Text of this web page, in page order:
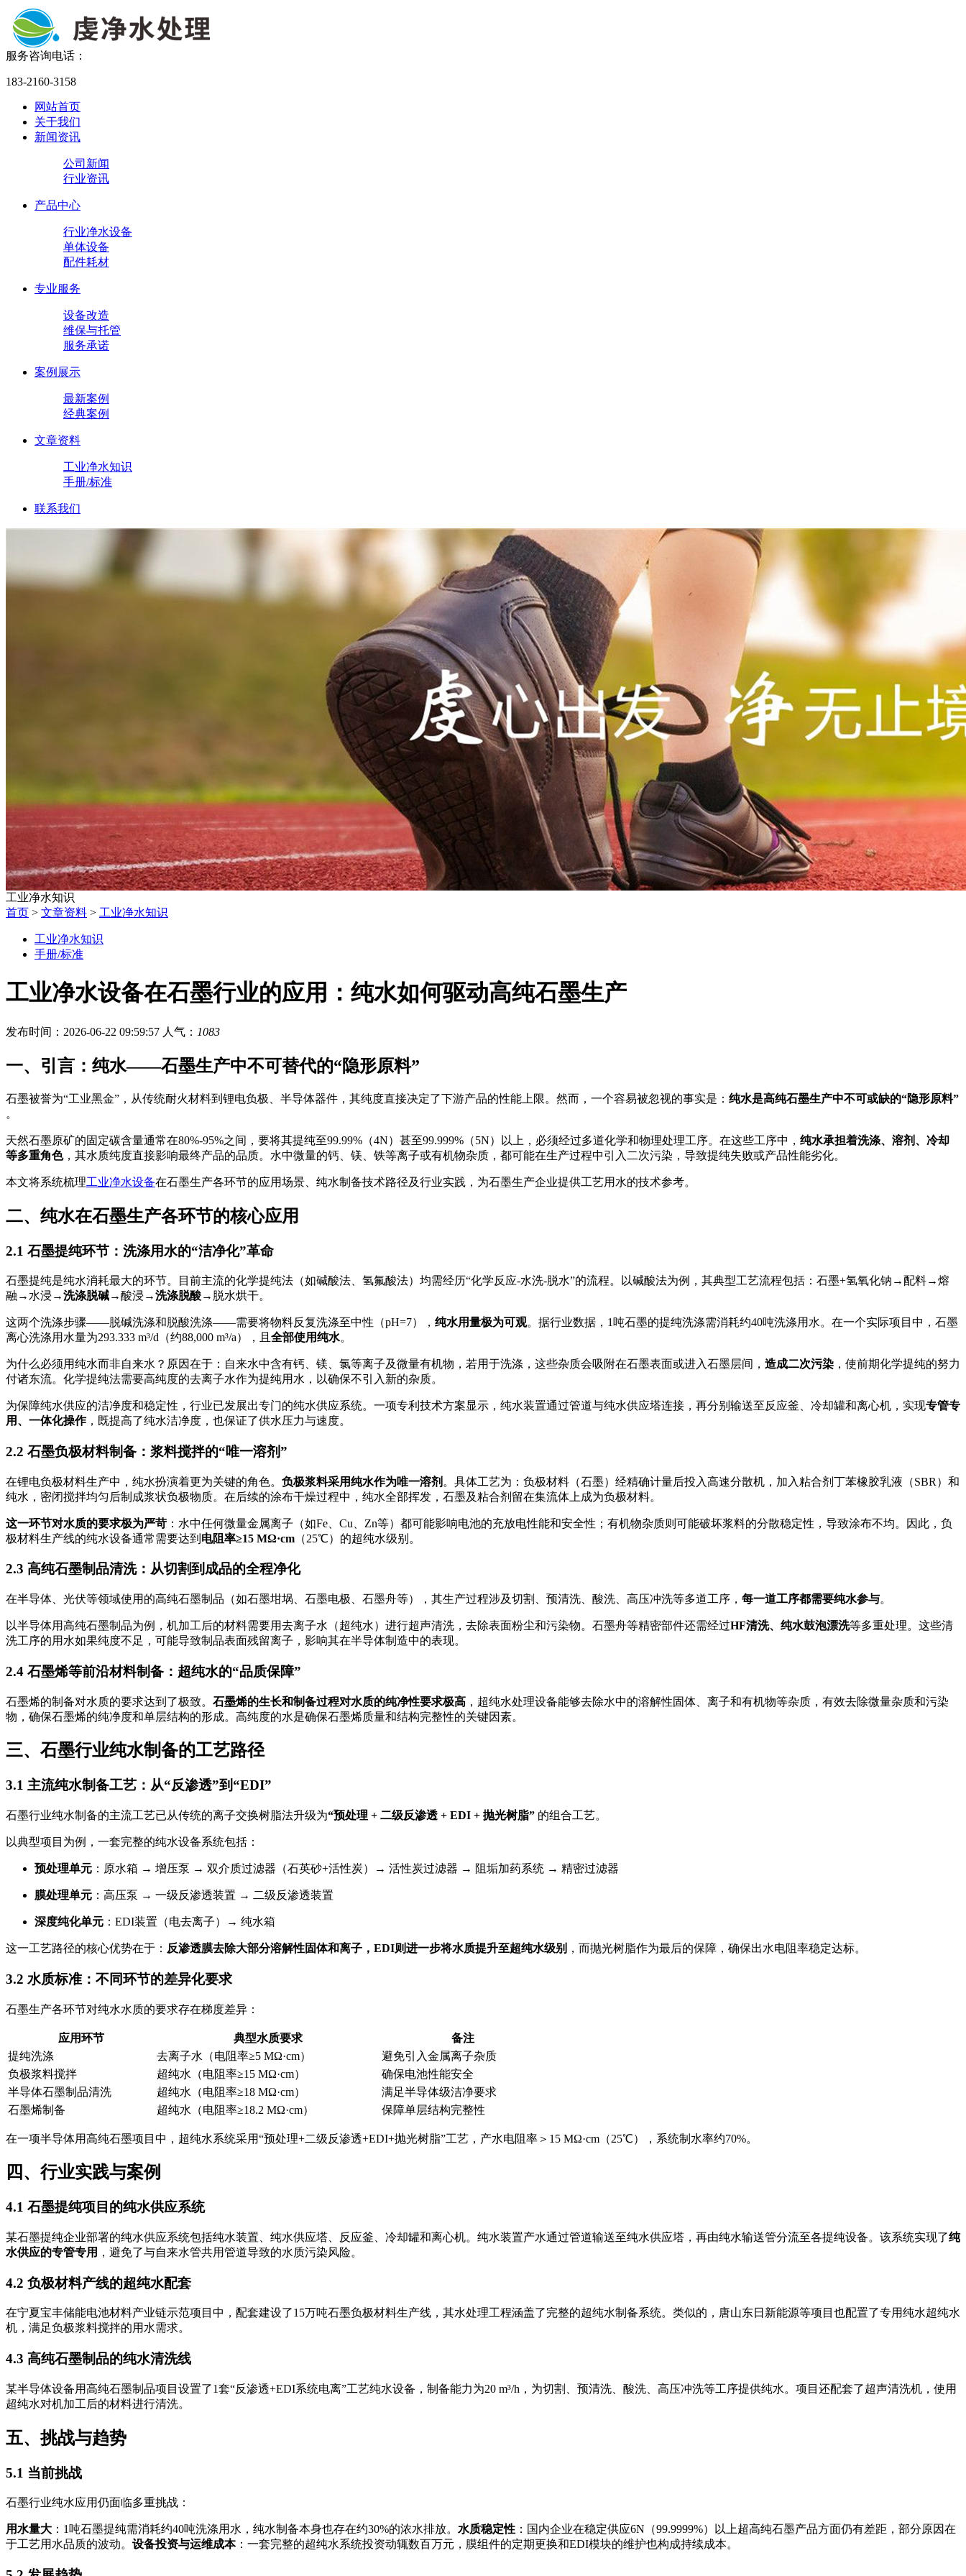
服务咨询电话：
183-2160-3158
网站首页
关于我们
新闻资讯
公司新闻
行业资讯
产品中心
行业净水设备
单体设备
配件耗材
专业服务
设备改造
维保与托管
服务承诺
案例展示
最新案例
经典案例
文章资料
工业净水知识
手册/标准
联系我们
工业净水知识
首页 > 文章资料 > 工业净水知识
工业净水知识
手册/标准
工业净水设备在石墨行业的应用：纯水如何驱动高纯石墨生产
发布时间：2026-06-22 09:59:57 人气： 1083
一、引言：纯水——石墨生产中不可替代的“隐形原料”
石墨被誉为“工业黑金”，从传统耐火材料到锂电负极、半导体器件，其纯度直接决定了下游产品的性能上限。然而，一个容易被忽视的事实是： 纯水是高纯石墨生产中不可或缺的“隐形原料”
。
天然石墨原矿的固定碳含量通常在80%-95%之间 ，要将其提纯至99.99%（4N）甚至99.999%（5N）以上，必须经过多道化学和物理处理工序。在这些工序中， 纯水承担着洗涤、溶剂、冷却
等多重角色，其水质纯度直接影响最终产品的品质。水中微量的钙、镁、铁等离子或有机物杂质，都可能在生产过程中引入二次污染，导致提纯失败或产品性能劣化。
本文将系统梳理工业净水设备在石墨生产各环节的应用场景、纯水制备技术路径及行业实践，为石墨生产企业提供工艺用水的技术参考。
二、纯水在石墨生产各环节的核心应用
2.1 石墨提纯环节：洗涤用水的“洁净化”革命
石墨提纯是纯水消耗最大的环节。目前主流的化学提纯法（如碱酸法、氢氟酸法）均需经历“化学反应-水洗-脱水”的流程。以碱酸法为例，其典型工艺流程包括：石墨+氢氧化钠→配料→熔
融→水浸→洗涤脱碱→酸浸→洗涤脱酸→脱水烘干。
这两个洗涤步骤——脱碱洗涤和脱酸洗涤——需要将物料反复洗涤至中性（pH=7）， 纯水用量极为可观。据行业数据，1吨石墨的提纯洗涤需消耗约40吨洗涤用水。在一个实际项目中，石墨
离心洗涤用水量为293.333 m³/d（约88,000 m³/a），且 全部使用纯水。
为什么必须用纯水而非自来水？原因在于：自来水中含有钙、镁、氯等离子及微量有机物，若用于洗涤，这些杂质会吸附在石墨表面或进入石墨层间， 造成二次污染 ，使前期化学提纯的努力
付诸东流。化学提纯法需要高纯度的去离子水作为提纯用水，以确保不引入新的杂质。
为保障纯水供应的洁净度和稳定性，行业已发展出专门的纯水供应系统。一项专利技术方案显示，纯水装置通过管道与纯水供应塔连接，再分别输送至反应釜、冷却罐和离心机，实现专管专
用、一体化操作，既提高了纯水洁净度，也保证了供水压力与速度。
2.2 石墨负极材料制备：浆料搅拌的“唯一溶剂”
在锂电负极材料生产中，纯水扮演着更为关键的角色。 负极浆料采用纯水作为唯一溶剂 。具体工艺为：负极材料（石墨）经精确计量后投入高速分散机，加入粘合剂丁苯橡胶乳液（SBR）和
纯水，密闭搅拌均匀后制成浆状负极物质。在后续的涂布干燥过程中，纯水全部挥发，石墨及粘合剂留在集流体上成为负极材料。
这一环节对水质的要求极为严苛 ：水中任何微量金属离子（如Fe、Cu、Zn等）都可能影响电池的充放电性能和安全性；有机物杂质则可能破坏浆料的分散稳定性，导致涂布不均。因此，负
极材料生产线的纯水设备通常需要达到 电阻率≥15 MΩ·cm （25℃）的超纯水级别 。
2.3 高纯石墨制品清洗：从切割到成品的全程净化
在半导体、光伏等领域使用的高纯石墨制品（如石墨坩埚、石墨电极、石墨舟等），其生产过程涉及切割、预清洗、酸洗、高压冲洗等多道工序， 每一道工序都需要纯水参与。
以半导体用高纯石墨制品为例，机加工后的材料需要用去离子水（超纯水）进行超声清洗，去除表面粉尘和污染物。石墨舟等精密部件还需经过HF清洗、纯水鼓泡漂洗等多重处理。这些清
洗工序的用水如果纯度不足，可能导致制品表面残留离子，影响其在半导体制造中的表现。
2.4 石墨烯等前沿材料制备：超纯水的“品质保障”
石墨烯的制备对水质的要求达到了极致。 石墨烯的生长和制备过程对水质的纯净性要求极高 ，超纯水处理设备能够去除水中的溶解性固体、离子和有机物等杂质，有效去除微量杂质和污染
物，确保石墨烯的纯净度和单层结构的形成。高纯度的水是确保石墨烯质量和结构完整性的关键因素。
三、石墨行业纯水制备的工艺路径
3.1 主流纯水制备工艺：从“反渗透”到“EDI”
石墨行业纯水制备的主流工艺已从传统的离子交换树脂法升级为“预处理 + 二级反渗透 + EDI + 抛光树脂” 的组合工艺。
以典型项目为例，一套完整的纯水设备系统包括 ：
预处理单元 ：原水箱 → 增压泵 → 双介质过滤器（石英砂+活性炭）→ 活性炭过滤器 → 阻垢加药系统 → 精密过滤器
膜处理单元 ：高压泵 → 一级反渗透装置 → 二级反渗透装置
深度纯化单元 ：EDI装置（电去离子）→ 纯水箱
这一工艺路径的核心优势在于： 反渗透膜去除大部分溶解性固体和离子，EDI则进一步将水质提升至超纯水级别 ，而抛光树脂作为最后的保障，确保出水电阻率稳定达标。
3.2 水质标准：不同环节的差异化要求
石墨生产各环节对纯水水质的要求存在梯度差异：
应用环节 典型水质要求
备注
提纯洗涤
去离子水（电阻率≥5 MΩ·cm）
避免引入金属离子杂质
负极浆料搅拌
超纯水（电阻率≥15 MΩ·cm）
确保电池性能安全
半导体石墨制品清洗
超纯水（电阻率≥18 MΩ·cm）
满足半导体级洁净要求
石墨烯制备
超纯水（电阻率≥18.2 MΩ·cm） 保障单层结构完整性
在一项半导体用高纯石墨项目中，超纯水系统采用“预处理+二级反渗透+EDI+抛光树脂”工艺，产水电阻率＞15 MΩ·cm（25℃），系统制水率约70%。
四、行业实践与案例
4.1 石墨提纯项目的纯水供应系统
某石墨提纯企业部署的纯水供应系统包括纯水装置、纯水供应塔、反应釜、冷却罐和离心机。纯水装置产水通过管道输送至纯水供应塔，再由纯水输送管分流至各提纯设备。该系统实现了纯
水供应的专管专用 ，避免了与自来水管共用管道导致的水质污染风险。
4.2 负极材料产线的超纯水配套
在宁夏宝丰储能电池材料产业链示范项目中，配套建设了15万吨石墨负极材料生产线，其水处理工程涵盖了完整的超纯水制备系统。类似的，唐山东日新能源等项目也配置了专用纯水超纯水
机，满足负极浆料搅拌的用水需求。
4.3 高纯石墨制品的纯水清洗线
某半导体设备用高纯石墨制品项目设置了1套“反渗透+EDI系统电离”工艺纯水设备，制备能力为20 m³/h，为切割、预清洗、酸洗、高压冲洗等工序提供纯水。项目还配套了超声清洗机，使用
超纯水对机加工后的材料进行清洗。
五、挑战与趋势
5.1 当前挑战
石墨行业纯水应用仍面临多重挑战：
用水量大 ：1吨石墨提纯需消耗约40吨洗涤用水 ，纯水制备本身也存在约30%的浓水排放。 水质稳定性 ：国内企业在稳定供应6N（99.9999%）以上超高纯石墨产品方面仍有差距，部分原因在
于工艺用水品质的波动。 设备投资与运维成本：一套完整的超纯水系统投资动辄数百万元，膜组件的定期更换和EDI模块的维护也构成持续成本。